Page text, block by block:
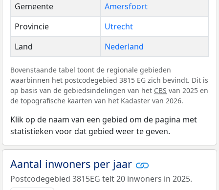
Gemeente
Amersfoort
Provincie
Utrecht
Land
Nederland
Bovenstaande tabel toont de regionale gebieden
waarbinnen het postcodegebied 3815 EG zich bevindt. Dit is
op basis van de gebiedsindelingen van het CBS van 2025 en
de topografische kaarten van het Kadaster van 2026.
Klik op de naam van een gebied om de pagina met
statistieken voor dat gebied weer te geven.
Aantal inwoners per jaar
Postcodegebied 3815EG telt 20 inwoners in 2025.